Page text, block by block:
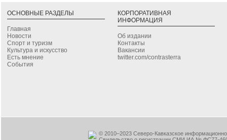
ОСНОВНЫЕ РАЗДЕЛЫ
Главная
Новости
Спорт и туризм
Культура и искусство
Есть мнение
События
КОРПОРАТИВНАЯ
ИНФОРМАЦИЯ
Об издании
Контакты
Вакансии
twitter.com/contrasterra
© 2010–2023 Северо-Кавказское